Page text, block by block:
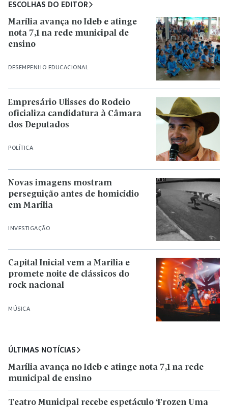
ESCOLHAS DO EDITOR
DESEMPENHO EDUCACIONAL
Marília avança no Ideb e atinge
nota 7,1 na rede municipal de
ensino
POLÍTICA
Empresário Ulisses do Rodeio
oficializa candidatura à Câmara
dos Deputados
INVESTIGAÇÃO
Novas imagens mostram
perseguição antes de homicídio
em Marília
MÚSICA
Capital Inicial vem a Marília e
promete noite de clássicos do
rock nacional
ÚLTIMAS NOTÍCIAS
Marília avança no Ideb e atinge nota 7,1 na rede
municipal de ensino
Teatro Municipal recebe espetáculo ‘Frozen Uma